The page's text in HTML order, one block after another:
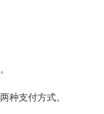
种支付方式。